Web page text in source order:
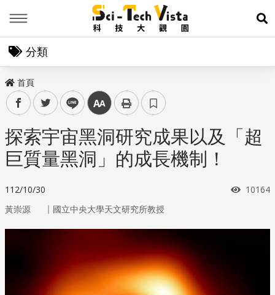
展
分類
首頁
facebooktwitter line 中
探索宇宙黑洞研究成果以及「超
巨質量黑洞」的成長機制！
112/10/30 瀏覽次
10164
黃崇源 ｜ 國立中央大學天文研究所教授